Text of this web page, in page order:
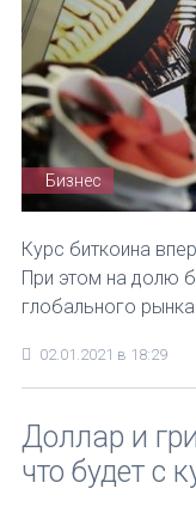
Бизнес
Курс биткоина
При этом на долю
глобального
02.01.2021 в 18:29
Доллар и
что будет с